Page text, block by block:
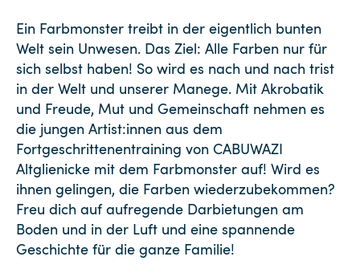
Ein Farbmonster treibt in der eigentlich bunten
Welt sein Unwesen. Das Ziel: Alle Farben nur für
sich selbst haben! So wird es nach und nach trist
in der Welt und unserer Manege. Mit Akrobatik
und Freude, Mut und Gemeinschaft nehmen es
die jungen Artist:innen aus dem
Fortgeschrittenentraining von CABUWAZI
Altglienicke mit dem Farbmonster auf! Wird es
ihnen gelingen, die Farben wiederzubekommen?
Freu dich auf aufregende Darbietungen am
Boden und in der Luft und eine spannende
Geschichte für die ganze Familie!